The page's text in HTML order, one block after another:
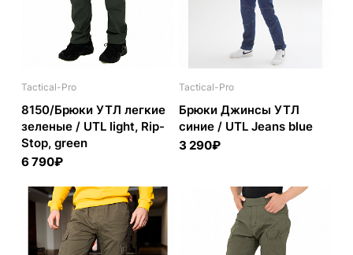
Tactical-Pro
8150/Брюки УТЛ легкие
зеленые / UTL light, Rip-
Stop, green
6 790₽
Tactical-Pro
Брюки Джинсы УТЛ
синие / UTL Jeans blue
3 290₽